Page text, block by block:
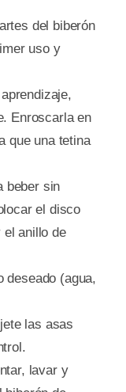
del biberón
uso y
Enroscarla en
que una tetina
beber sin
el disco
el anillo de
deseado (agua,
las asas
lavar y